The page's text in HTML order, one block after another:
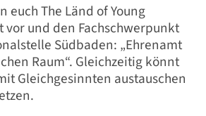
euch The Länd of Young
vor und den Fachschwerpunkt
Südbaden: „Ehrenamt
Raum“. Gleichzeitig könnt
Gleichgesinnten austauschen